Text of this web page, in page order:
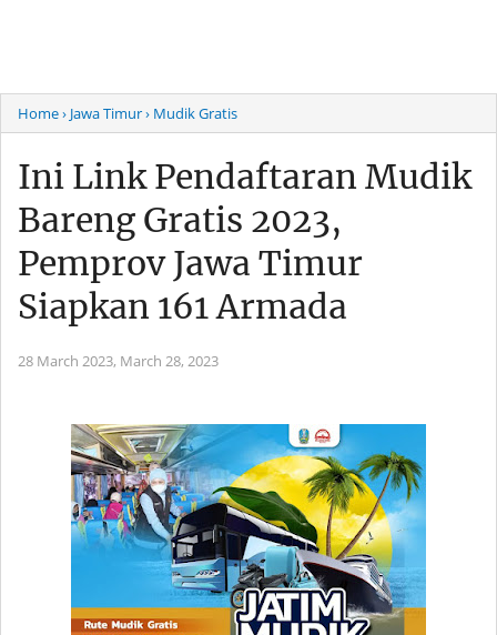
Home› Jawa Timur› Mudik Gratis
Ini Link Pendaftaran Mudik
Bareng Gratis 2023,
Pemprov Jawa Timur
Siapkan 161 Armada
28 March 2023, March 28, 2023